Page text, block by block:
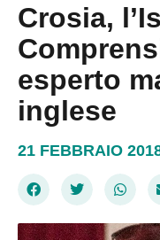
Crosia,
esperto
inglese
21 FEBBRAIO